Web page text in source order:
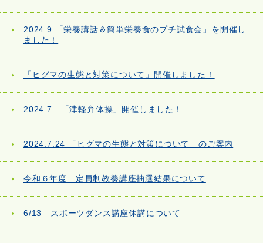
2024.9 「栄養講話＆簡単栄養食のプチ試食会」を開催し
ました！
「ヒグマの生態と対策について」開催しました！
2024.7 「津軽弁体操」開催しました！
2024.7.24 「ヒグマの生態と対策について」のご案内
令和６年度 定員制教養講座抽選結果について
6/13 スポーツダンス講座休講について